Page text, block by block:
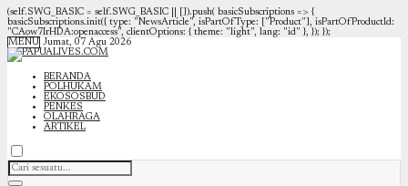
(self.SWG_BASIC = self.SWG_BASIC || []).push( basicSubscriptions => {
basicSubscriptions.init({ type: "NewsArticle", isPartOfType: ["Product"], isPartOfProductId:
"CAow7IrHDA:openaccess", clientOptions: { theme: "light", lang: "id" }, }); });
MENU Jumat, 07 Agu 2026
BERANDA
POLHUKAM
EKOSOSBUD
PENKES
OLAHRAGA
ARTIKEL